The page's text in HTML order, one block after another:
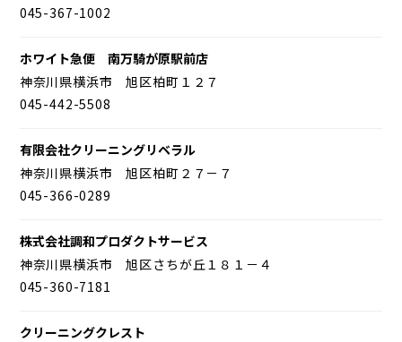
045-367-1002
ホワイト急便 南万騎が原駅前店
神奈川県横浜市 旭区柏町１２７
045-442-5508
有限会社クリーニングリベラル
神奈川県横浜市 旭区柏町２７－７
045-366-0289
株式会社調和プロダクトサービス
神奈川県横浜市 旭区さちが丘１８１－４
045-360-7181
クリーニングクレスト